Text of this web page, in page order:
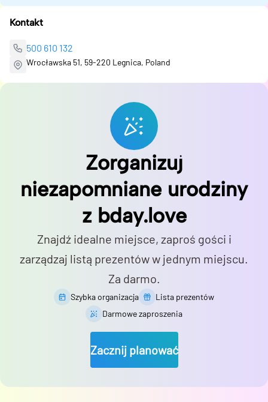
Kontakt
500 610 132
Wrocławska 51, 59-220 Legnica, Poland
Zorganizuj
niezapomniane urodziny
z bday.love
Znajdź idealne miejsce, zaproś gości i
zarządzaj listą prezentów w jednym miejscu.
Za darmo.
Szybka organizacja
Lista prezentów
Darmowe zaproszenia
Zacznij planować